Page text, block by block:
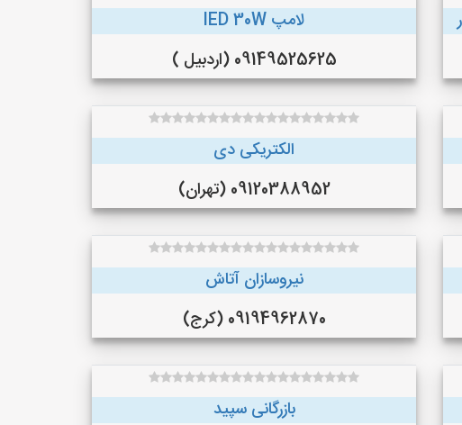
لامپ lED 30W
09149525625 (اردبیل )
الکتریکی دی
09120388952 (تهران)
نیروسازان آتاش
09194962870 (کرج)
بازرگانی سپید